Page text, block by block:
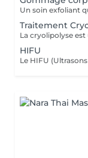
Traitement
HIFU